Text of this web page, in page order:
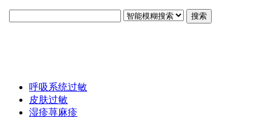
搜索
呼吸系统过敏
皮肤过敏
湿疹荨麻疹